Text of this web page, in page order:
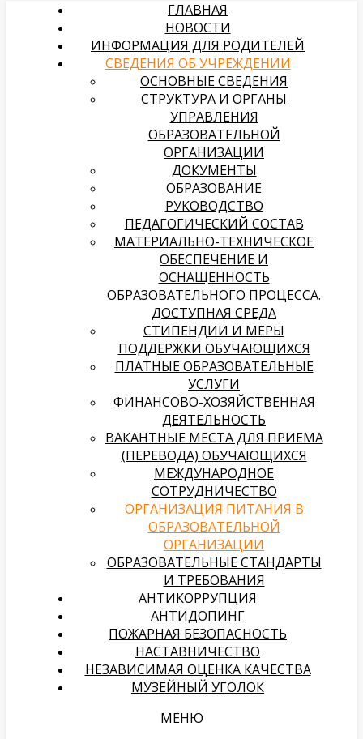
ГЛАВНАЯ
НОВОСТИ
ИНФОРМАЦИЯ ДЛЯ РОДИТЕЛЕЙ
СВЕДЕНИЯ ОБ УЧРЕЖДЕНИИ
ОСНОВНЫЕ СВЕДЕНИЯ
СТРУКТУРА И ОРГАНЫ
УПРАВЛЕНИЯ
ОБРАЗОВАТЕЛЬНОЙ
ОРГАНИЗАЦИИ
ДОКУМЕНТЫ
ОБРАЗОВАНИЕ
РУКОВОДСТВО
ПЕДАГОГИЧЕСКИЙ СОСТАВ
МАТЕРИАЛЬНО-ТЕХНИЧЕСКОЕ
ОБЕСПЕЧЕНИЕ И
ОСНАЩЕННОСТЬ
ОБРАЗОВАТЕЛЬНОГО ПРОЦЕССА.
ДОСТУПНАЯ СРЕДА
СТИПЕНДИИ И МЕРЫ
ПОДДЕРЖКИ ОБУЧАЮЩИХСЯ
ПЛАТНЫЕ ОБРАЗОВАТЕЛЬНЫЕ
УСЛУГИ
­­ФИНАНСОВО-ХОЗЯЙСТВЕННАЯ
ДЕЯТЕЛЬНОСТЬ
ВАКАНТНЫЕ МЕСТА ДЛЯ ПРИЕМА
(ПЕРЕВОДА) ОБУЧАЮЩИХСЯ
МЕЖДУНАРОДНОЕ
СОТРУДНИЧЕСТВО
ОРГАНИЗАЦИЯ ПИТАНИЯ В
ОБРАЗОВАТЕЛЬНОЙ
ОРГАНИЗАЦИИ
ОБРАЗОВАТЕЛЬНЫЕ СТАНДАРТЫ
И ТРЕБОВАНИЯ
АНТИКОРРУПЦИЯ
АНТИДОПИНГ
ПОЖАРНАЯ БЕЗОПАСНОСТЬ
НАСТАВНИЧЕСТВО
НЕЗАВИСИМАЯ ОЦЕНКА КАЧЕСТВА
МУЗЕЙНЫЙ УГОЛОК
МЕНЮ